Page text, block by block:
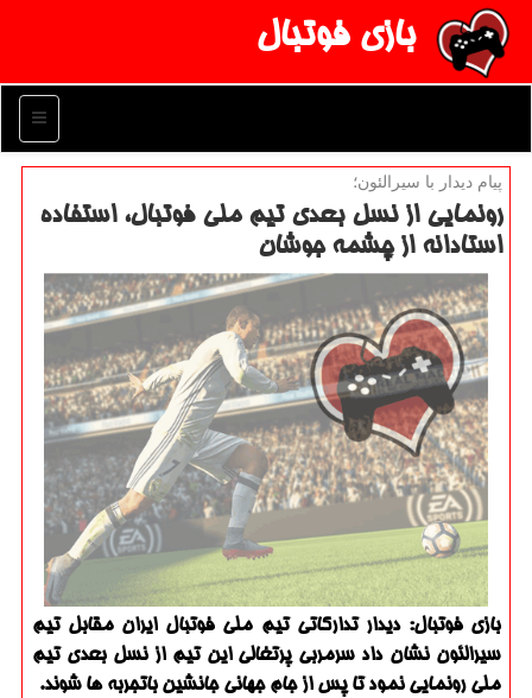
بازی فوتبال
منو
پیام دیدار با سیرالئون؛
رونمایی از نسل بعدی تیم ملی فوتبال، استفاده
استادانه از چشمه جوشان
بازی فوتبال: دیدار تداركاتی تیم ملی فوتبال ایران مقابل تیم
سیرالئون نشان داد سرمربی پرتغالی این تیم از نسل بعدی تیم
ملی رونمایی نمود تا پس از جام جهانی جانشین باتجربه ها شوند.